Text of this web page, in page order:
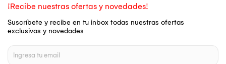
¡Recibe nuestras ofertas y novedades!
Suscríbete y recibe en tu inbox todas nuestras ofertas
exclusivas y novedades